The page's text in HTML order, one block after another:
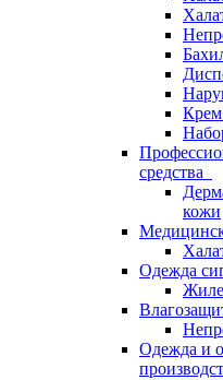
Крем
средства
кожи
Одежда
Одежда и